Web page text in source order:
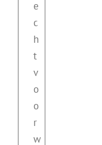
e
c
h
t
v
o
o
r
w